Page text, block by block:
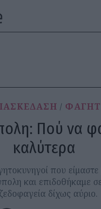
Πού να
καλύτερα
που
και επιδοθήκαμε
δίχως αύριο.